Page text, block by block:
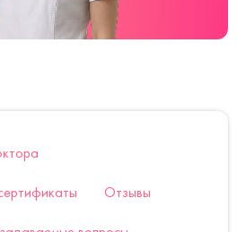
Отзывы